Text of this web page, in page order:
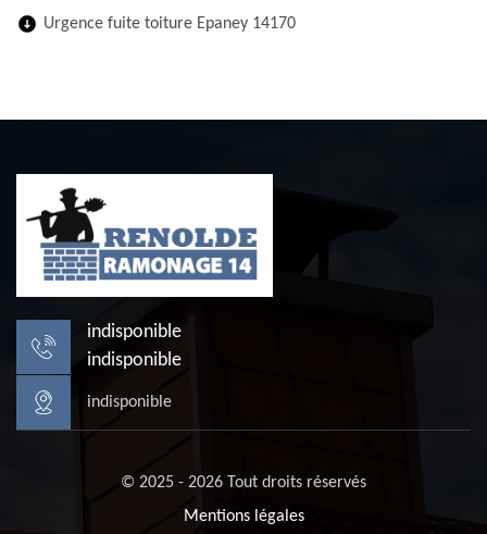
Urgence fuite toiture Epaney 14170
indisponible
indisponible
indisponible
© 2025 - 2026 Tout droits réservés
Mentions légales